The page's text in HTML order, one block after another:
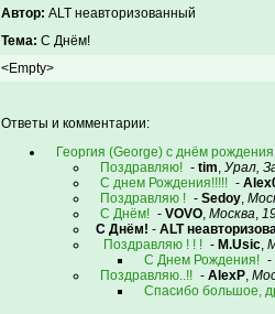
Автор: ALT неавторизованный
Тема: С Днём!
<Empty>
Ответы и комментарии:
Георгия (George) с днём
Поздравляю! - tim, Урал,
С днем Рождения!!!!! -
Поздравляю ! - Sedoy,
С Днём! - VOVO, Москва,
С Днём! - ALT
Поздравляю ! ! ! - M.Usic,
С Днем Рождения! -
Поздравляю..!! - AlexP,
Спасибо большое,